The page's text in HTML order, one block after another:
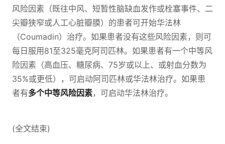
风险因素（既往中风、短暂性脑缺血发作或栓塞事件、二
尖瓣狭窄或人工心脏瓣膜）的患者可开始华法林
（Coumadin）治疗。如果患者没有这些风险因素，则可
每日服用81至325毫克阿司匹林。如果患者有一个中等风
险因素（高血压、糖尿病、75岁或以上、或射血分数为
35%或更低），可启动阿司匹林或华法林治疗。如果患
者有多个中等风险因素，可启动华法林治疗。
(全文结束)